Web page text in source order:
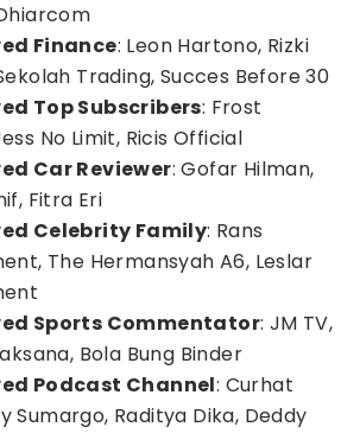
Finance: Leon Hartono, Rizki
Trading, Succes Before 30
Top Subscribers: Frost
No Limit, Ricis Official
Car Reviewer: Gofar Hilman,
Fitra Eri
Celebrity Family: Rans
The Hermansyah A6, Leslar
Sports Commentator: JM TV,
Bola Bung Binder
Podcast Channel: Curhat
Sumargo, Raditya Dika, Deddy